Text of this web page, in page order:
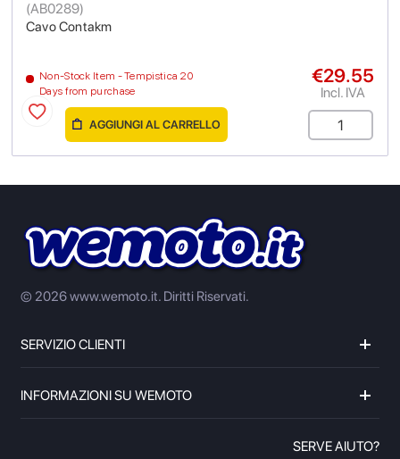
Cavo Contakm
(AB0289)
Non-Stock Item - Tempistica 20
Days from purchase
€29.55
Incl. IVA
AGGIUNGI AL CARRELLO
© 2026 www.wemoto.it. Diritti Riservati.
SERVIZIO CLIENTI
INFORMAZIONI SU WEMOTO
SERVE AIUTO?